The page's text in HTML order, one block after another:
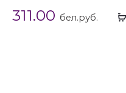
311.00 бел.руб.